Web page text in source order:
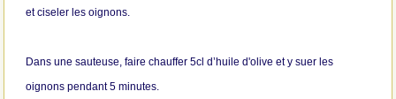
et ciseler les oignons.
Dans une sauteuse, faire chauffer 5cl d’huile d'olive et y suer les
oignons pendant 5 minutes.